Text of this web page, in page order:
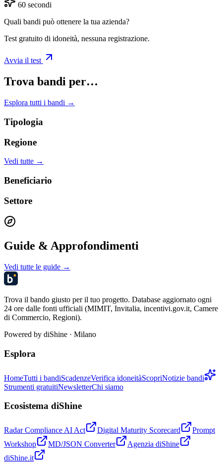
60 secondi
Quali bandi può ottenere la tua azienda?
Test gratuito di idoneità, nessuna registrazione.
Avvia il test
Trova bandi per…
Esplora tutti i bandi →
Tipologia
Regione
Vedi tutte →
Beneficiario
Settore
Guide & Approfondimenti
Vedi tutte le guide →
Trova il bando giusto per il tuo progetto. Database aggiornato ogni
24 ore dalle fonti ufficiali (MIMIT, Invitalia, incentivi.gov.it, Camere
di Commercio, Regioni).
Powered by diShine · Milano
Esplora
HomeTutti i bandiScadenzeVerifica idoneitàScopriNotizie bandi
Strumenti gratuitiNewsletterChi siamo
Ecosistema diShine
Radar Compliance AI Act Digital Maturity Scorecard
Prompt
Workshop
MD/JSON Converter
Agenzia diShine
diShine.it